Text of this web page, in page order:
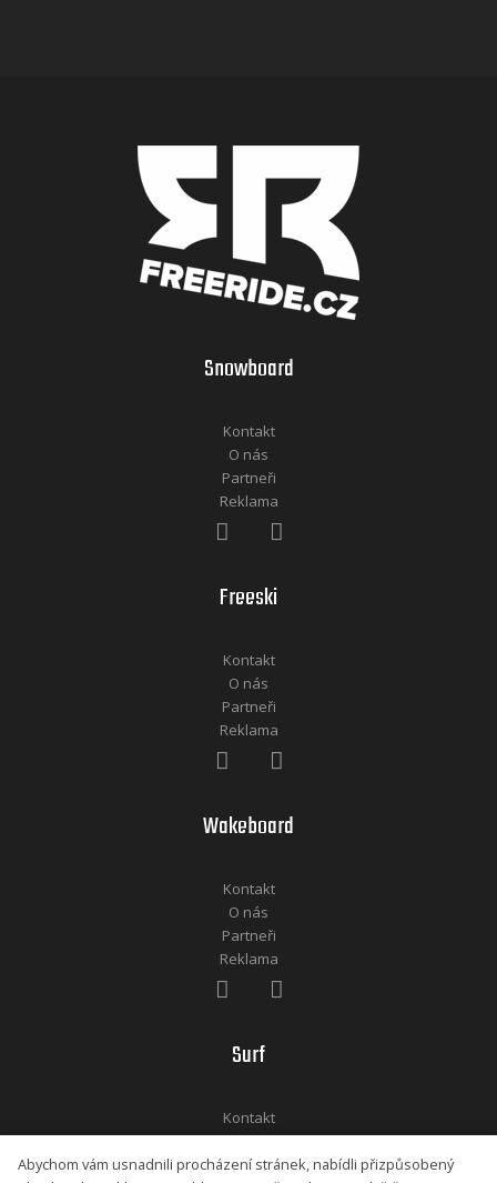
Snowboard
Kontakt
O nás
Partneři
Reklama
Freeski
Kontakt
O nás
Partneři
Reklama
Wakeboard
Kontakt
O nás
Partneři
Reklama
Surf
Kontakt
O nás
Partneři
Abychom vám usnadnili procházení stránek, nabídli přizpůsobený